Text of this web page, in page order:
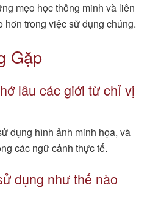
mẹo học thông minh và liên
hơn trong việc sử dụng chúng.
Gặp
lâu các giới từ chỉ vị
dụng hình ảnh minh họa, và
các ngữ cảnh thực tế.
dụng như thế nào